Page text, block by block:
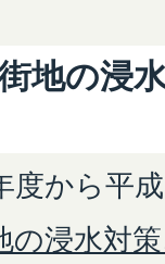
地の浸
度から平
浸水対